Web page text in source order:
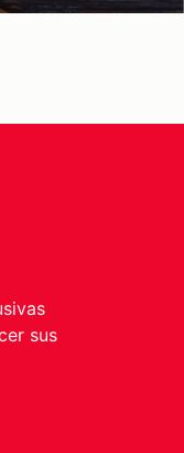
sus